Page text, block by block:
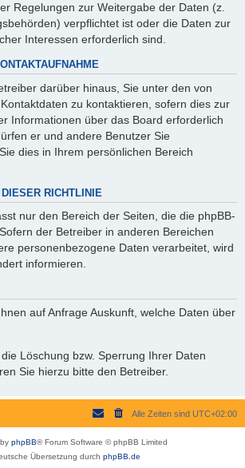
Regelungen zur Weitergabe der Daten (z.
verpflichtet ist oder die Daten zur
Interessen erforderlich sind.
darüber hinaus, Sie unter den von
zu kontaktieren, sofern dies zur
Informationen über das Board erforderlich
er und andere Benutzer Sie
dies in Ihrem persönlichen Bereich
RICHTLINIE
nur den Bereich der Seiten, die die phpBB-
der Betreiber in anderen Bereichen
personenbezogene Daten verarbeitet, wird
informieren.
auf Anfrage Auskunft, welche Daten über
Löschung bzw. Sperrung Ihrer Daten
Sie hierzu bitte den Betreiber.
Alle Zeiten sind UTC+02:00
phpBB® Forum Software © phpBB Limited
Übersetzung durch phpBB.de